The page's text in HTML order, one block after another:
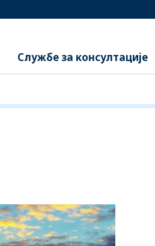
Службе за консултације